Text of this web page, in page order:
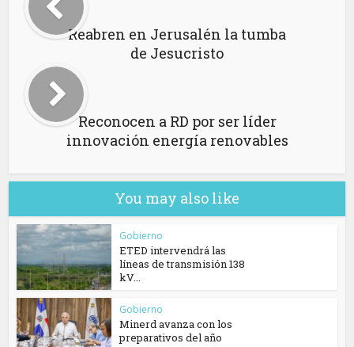
Reabren en Jerusalén la tumba
de Jesucristo
Reconocen a RD por ser líder
innovación energía renovables
You may also like
Gobierno
ETED intervendrá las
líneas de transmisión 138
kV...
Gobierno
Minerd avanza con los
preparativos del año